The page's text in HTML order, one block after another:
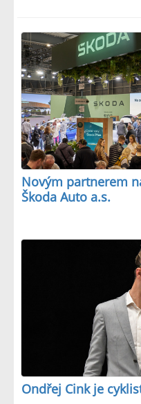
Novým partnerem
Škoda Auto a.s.
Ondřej Cink je